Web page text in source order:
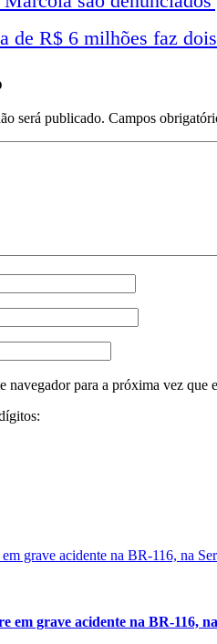
de R$ 6 milhões faz
será publicado. Campos
navegador para a próxima vez que
grave acidente na BR-116, na
em grave acidente na BR-116,